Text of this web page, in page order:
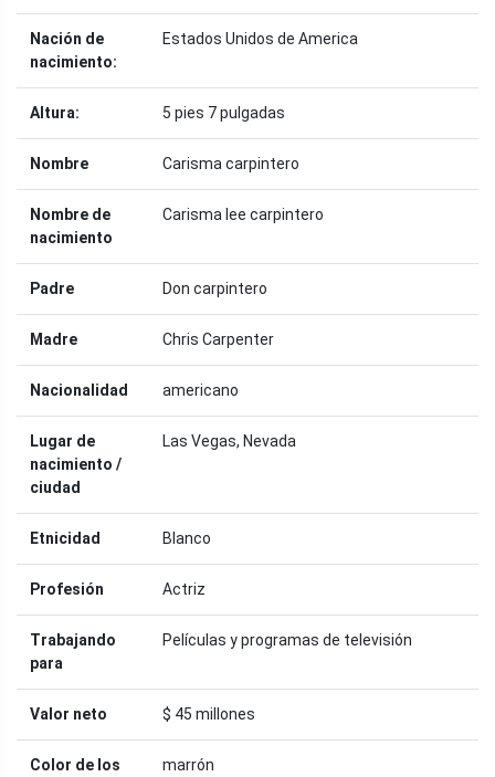
Nación de
nacimiento:
Estados Unidos de America
Altura: 5 pies 7 pulgadas
Nombre Carisma carpintero
Nombre de
nacimiento
Carisma lee carpintero
Padre Don carpintero
Madre Chris Carpenter
Nacionalidad americano
Lugar de
nacimiento /
ciudad
Las Vegas, Nevada
Etnicidad Blanco
Profesión Actriz
Trabajando
para
Películas y programas de televisión
Valor neto $ 45 millones
Color de los
marrón